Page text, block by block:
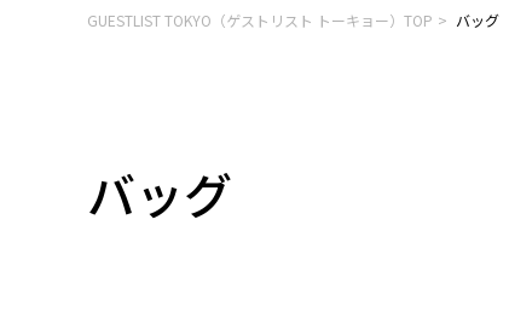
GUESTLIST TOKYO（ゲストリスト トーキョー）TOP バッグ
バッグ